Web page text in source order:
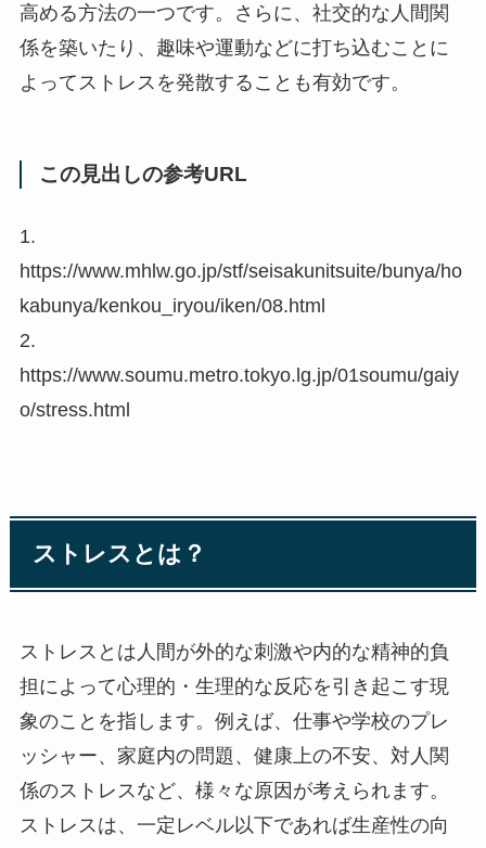
高める方法の一つです。さらに、社交的な人間関
係を築いたり、趣味や運動などに打ち込むことに
よってストレスを発散することも有効です。
この見出しの参考URL
1.
https://www.mhlw.go.jp/stf/seisakunitsuite/bunya/ho
kabunya/kenkou_iryou/iken/08.html
2.
https://www.soumu.metro.tokyo.lg.jp/01soumu/gaiy
o/stress.html
ストレスとは？
ストレスとは人間が外的な刺激や内的な精神的負
担によって心理的・生理的な反応を引き起こす現
象のことを指します。例えば、仕事や学校のプレ
ッシャー、家庭内の問題、健康上の不安、対人関
係のストレスなど、様々な原因が考えられます。
ストレスは、一定レベル以下であれば生産性の向